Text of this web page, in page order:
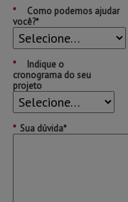
*
Como podemos ajudar
você?*
*
Indique o
cronograma do seu
projeto
* Sua dúvida*